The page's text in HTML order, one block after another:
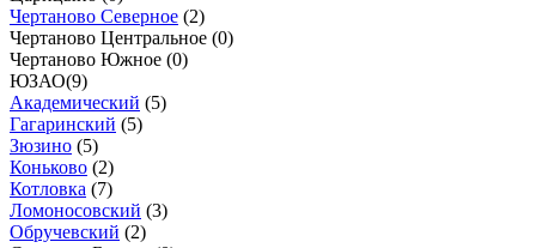
Чертаново Северное (2)
Чертаново Центральное (0)
Чертаново Южное (0)
ЮЗАО(9)
Академический (5)
Гагаринский (5)
Зюзино (5)
Коньково (2)
Котловка (7)
Ломоносовский (3)
Обручевский (2)